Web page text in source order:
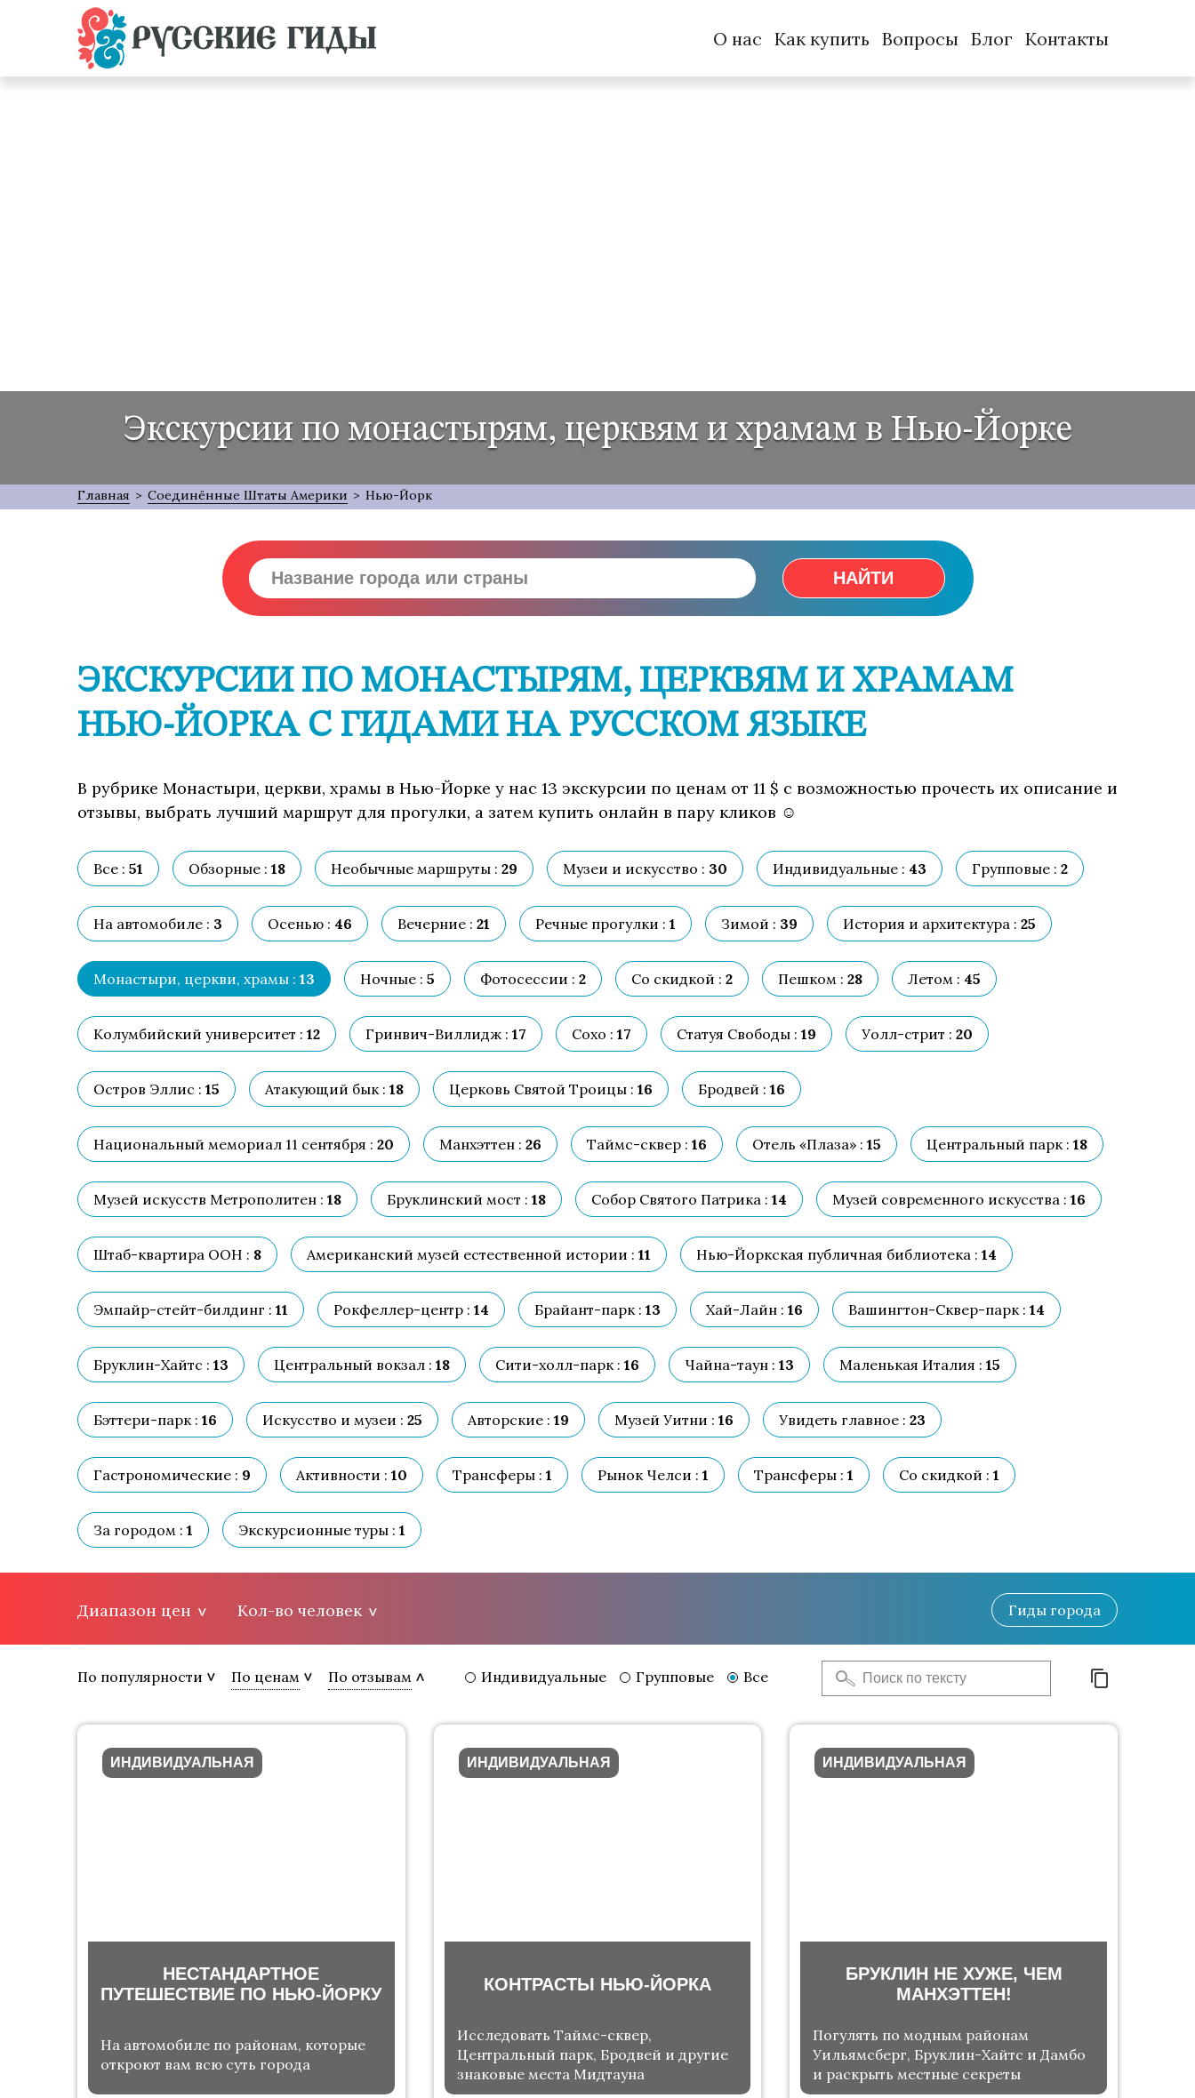
О нас Как купить Вопросы Блог Контакты
Экскурсии по монастырям, церквям и храмам в Нью-Йорке
Главная > Соединённые Штаты Америки > Нью-Йорк
НАЙТИ
ЭКСКУРСИИ ПО МОНАСТЫРЯМ, ЦЕРКВЯМ И ХРАМАМ
НЬЮ-ЙОРКА С ГИДАМИ НА РУССКОМ ЯЗЫКЕ
В рубрике Монастыри, церкви, храмы в Нью-Йорке у нас 13 экскурсии по ценам от 11 $ с возможностью прочесть их описание и
отзывы, выбрать лучший маршрут для прогулки, а затем купить онлайн в пару кликов ☺
Все : 51 Обзорные : 18 Необычные маршруты : 29 Музеи и искусство : 30 Индивидуальные : 43 Групповые : 2
На автомобиле : 3 Осенью : 46 Вечерние : 21 Речные прогулки : 1 Зимой : 39 История и архитектура : 25
Монастыри, церкви, храмы : 13 Ночные : 5 Фотосессии : 2 Со скидкой : 2 Пешком : 28 Летом : 45
Колумбийский университет : 12 Гринвич-Виллидж : 17 Сохо : 17 Статуя Свободы : 19 Уолл-стрит : 20
Остров Эллис : 15 Атакующий бык : 18 Церковь Cвятой Троицы : 16 Бродвей : 16
Национальный мемориал 11 сентября : 20 Манхэттен : 26 Таймс-сквер : 16 Отель «Плаза» : 15 Центральный парк : 18
Музей искусств Метрополитен : 18 Бруклинский мост : 18 Собор Святого Патрика : 14 Музей современного искусства : 16
Штаб-квартира ООН : 8 Американский музей естественной истории : 11 Нью-Йоркская публичная библиотека : 14
Эмпайр-стейт-билдинг : 11 Рокфеллер-центр : 14 Брайант-парк : 13 Хай-Лайн : 16 Вашингтон-Сквер-парк : 14
Бруклин-Хайтс : 13 Центральный вокзал : 18 Сити-холл-парк : 16 Чайна-таун : 13 Маленькая Италия : 15
Бэттери-парк : 16 Искусство и музеи : 25 Авторские : 19 Музей Уитни : 16 Увидеть главное : 23
Гастрономические : 9 Активности : 10 Трансферы : 1 Рынок Челси : 1 Трансферы : 1 Со скидкой : 1
За городом : 1 Экскурсионные туры : 1
Диапазон цен Кол-во человек Гиды города
По популярности По ценам По отзывам Индивидуальные Групповые Все
ИНДИВИДУАЛЬНАЯ
НЕСТАНДАРТНОЕ
ПУТЕШЕСТВИЕ ПО НЬЮ-ЙОРКУ
На автомобиле по районам, которые
откроют вам всю суть города
ИНДИВИДУАЛЬНАЯ
КОНТРАСТЫ НЬЮ-ЙОРКА
Исследовать Таймс-сквер,
Центральный парк, Бродвей и другие
знаковые места Мидтауна
ИНДИВИДУАЛЬНАЯ
БРУКЛИН НЕ ХУЖЕ, ЧЕМ
МАНХЭТТЕН!
Погулять по модным районам
Уильямсберг, Бруклин-Хайтс и Дамбо
и раскрыть местные секреты